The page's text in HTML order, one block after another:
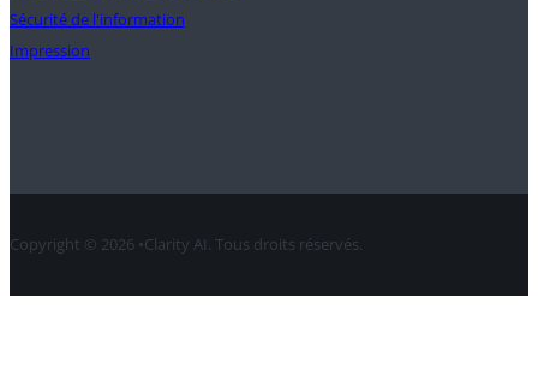
Sécurité de l'information
Impression
Copyright © 2026 •Clarity AI. Tous droits réservés.